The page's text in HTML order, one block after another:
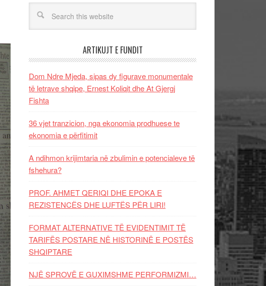
ARTIKUJT E FUNDIT
Dom Ndre Mjeda, sipas dy figurave monumentale
të letrave shqipe, Ernest Koliqit dhe At Gjergj
Fishta
36 vjet tranzicion, nga ekonomia prodhuese te
ekonomia e përfitimit
A ndihmon krijimtaria në zbulimin e potencialeve të
fshehura?
PROF. AHMET QERIQI DHE EPOKA E
REZISTENCЁS DHE LUFTЁS PЁR LIRI!
FORMAT ALTERNATIVE TË EVIDENTIMIT TË
TARIFËS POSTARE NË HISTORINË E POSTËS
SHQIPTARE
NJË SPROVË E GUXIMSHME PERFORMIZMI…